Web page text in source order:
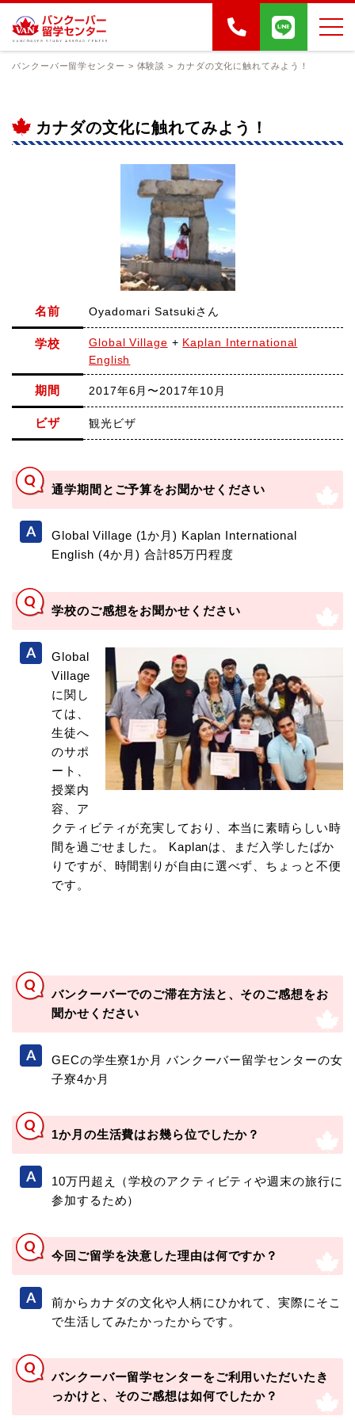
バンクーバー留学センター > 体験談 > カナダの文化に触れてみよう！
カナダの文化に触れてみよう！
名前 Oyadomari Satsukiさん
学校 Global Village + Kaplan International
English
期間 2017年6月〜2017年10月
ビザ 観光ビザ
通学期間とご予算をお聞かせください
Global Village (1か月) Kaplan International
English (4か月) 合計85万円程度
学校のご感想をお聞かせください
Global
Village
に関し
ては、
生徒へ
のサポ
ート、
授業内
容、ア
クティビティが充実しており、本当に素晴らしい時
間を過ごせました。 Kaplanは、まだ入学したばか
りですが、時間割りが自由に選べず、ちょっと不便
です。
バンクーバーでのご滞在方法と、そのご感想をお
聞かせください
GECの学生寮1か月 バンクーバー留学センターの女
子寮4か月
1か月の生活費はお幾ら位でしたか？
10万円超え（学校のアクティビティや週末の旅行に
参加するため）
今回ご留学を決意した理由は何ですか？
前からカナダの文化や人柄にひかれて、実際にそこ
で生活してみたかったからです。
バンクーバー留学センターをご利用いただいたき
っかけと、そのご感想は如何でしたか？